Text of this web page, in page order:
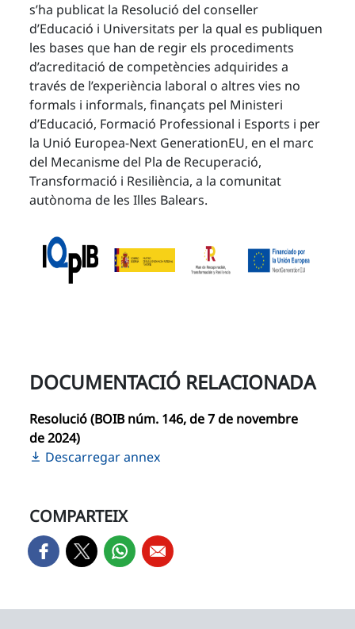
s’ha publicat la Resolució del conseller
d’Educació i Universitats per la qual es publiquen
les bases que han de regir els procediments
d’acreditació de competències adquirides a
través de l’experiència laboral o altres vies no
formals i informals, finançats pel Ministeri
d’Educació, Formació Professional i Esports i per
la Unió Europea-Next GenerationEU, en el marc
del Mecanisme del Pla de Recuperació,
Transformació i Resiliència, a la comunitat
autònoma de les Illes Balears.
DOCUMENTACIÓ RELACIONADA
Resolució (BOIB núm. 146, de 7 de novembre
de 2024)
Descarregar annex
COMPARTEIX